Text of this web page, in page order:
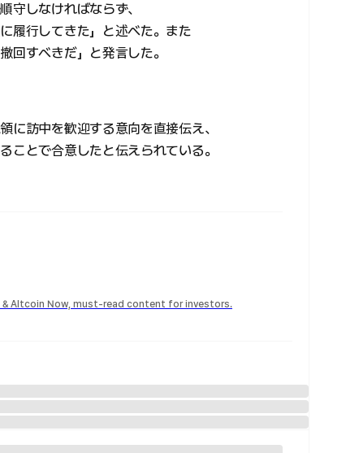
守しなければならず、
履行してきた」と述べた。また
回すべきだ」と発言した。
に訪中を歓迎する意向を直接伝え、
ことで合意したと伝えられている。
Altcoin Now, must-read content for investors.